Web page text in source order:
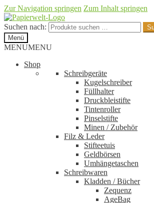
Zur Navigation springen Zum Inhalt springen
Suchen nach:
Menü
MENUMENU
Shop
Schreibgeräte
Kugelschreiber
Füllhalter
Druckbleistifte
Tintenroller
Pinselstifte
Minen / Zubehör
Filz & Leder
Stifteetuis
Geldbörsen
Umhängetaschen
Schreibwaren
Kladden / Bücher
Zequenz
AgeBag